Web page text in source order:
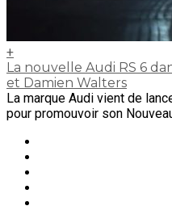
+
La nouvelle Audi RS 6
et Damien Walters
La marque Audi vient de
pour promouvoir son